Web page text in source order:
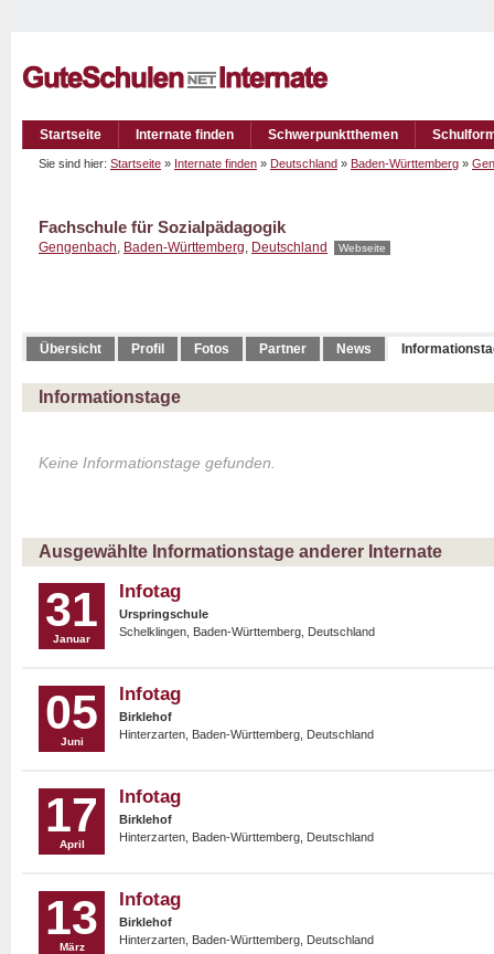
Startseite Internate finden Schwerpunktthemen
Sie sind hier: Startseite » Internate finden » Deutschland » Baden-Württemberg »
Fachschule für Sozialpädagogik
Gengenbach, Baden-Württemberg, Deutschland Webseite
Übersicht Profil Fotos Partner News
Informationstage
Keine Informationstage gefunden.
Ausgewählte Informationstage anderer Internate
31
Januar
Infotag
Urspringschule
Schelklingen, Baden-Württemberg, Deutschland
05
Juni
Infotag
Birklehof
Hinterzarten, Baden-Württemberg, Deutschland
17
April
Infotag
Birklehof
Hinterzarten, Baden-Württemberg, Deutschland
13
März
Infotag
Birklehof
Hinterzarten, Baden-Württemberg, Deutschland